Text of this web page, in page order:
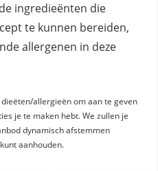
ingredieënten die
te kunnen bereiden,
allergenen in deze
allergieën om aan te geven
je te maken hebt. We zullen je
dynamisch afstemmen
aanhouden.